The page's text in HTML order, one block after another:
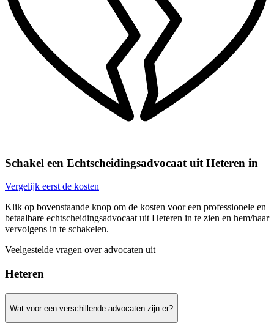
Schakel een Echtscheidingsadvocaat uit Heteren in
Vergelijk eerst de kosten
Klik op bovenstaande knop om de kosten voor een professionele en
betaalbare echtscheidingsadvocaat uit Heteren in te zien en hem/haar
vervolgens in te schakelen.
Veelgestelde vragen over advocaten uit
Heteren
Wat voor een verschillende advocaten zijn er?